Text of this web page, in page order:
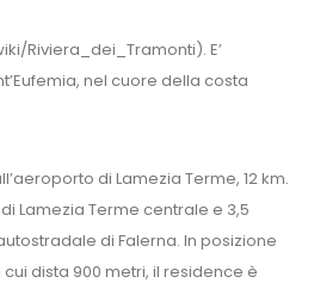
Riviera_dei_Tramonti). E’
nel cuore della costa
di Lamezia Terme, 12 km.
Lamezia Terme centrale e 3,5
di Falerna. In posizione
dista 900 metri, il residence è